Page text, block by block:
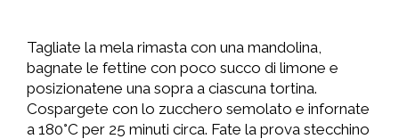
Tagliate la mela rimasta con una mandolina,
bagnate le fettine con poco succo di limone e
posizionatene una sopra a ciascuna tortina.
Cospargete con lo zucchero semolato e infornate
a 180°C per 25 minuti circa. Fate la prova stecchino